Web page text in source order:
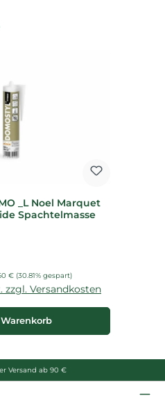
_L Noel Marquet
Spachtelmasse
Preis:
€ (30.81% gespart)
zzgl. Versandkosten
Versand ab 90 €